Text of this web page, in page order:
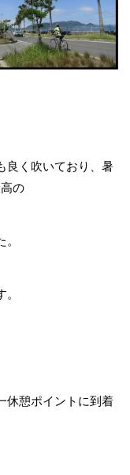
良く吹いており、暑
の
休憩ポイントに到着